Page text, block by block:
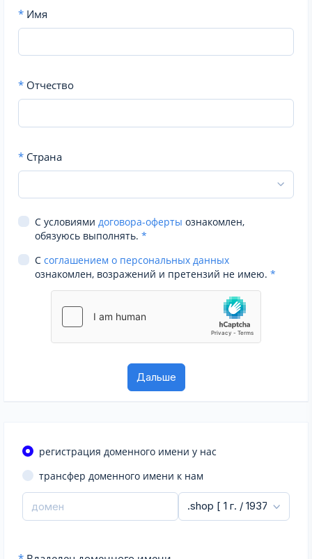
* Имя
* Отчество
* Страна
С условиями договора-оферты ознакомлен,
обязуюсь выполнять. *
С соглашением о персональных данных
ознакомлен, возражений и претензий не имею. *
регистрация доменного имени у нас
трансфер доменного имени к нам